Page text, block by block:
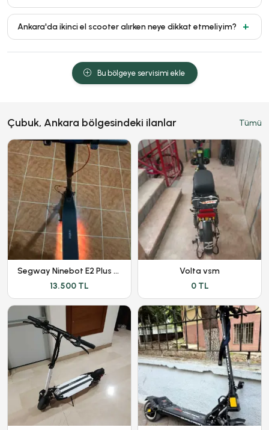
Ankara'da ikinci el scooter alırken neye dikkat etmeliyim?
Bu bölgeye servisimi ekle
Çubuk, Ankara bölgesindeki ilanlar Tümü
Segway Ninebot E2 Plus Elektirikli Scooter
13.500 TL
Volta vsm
0 TL